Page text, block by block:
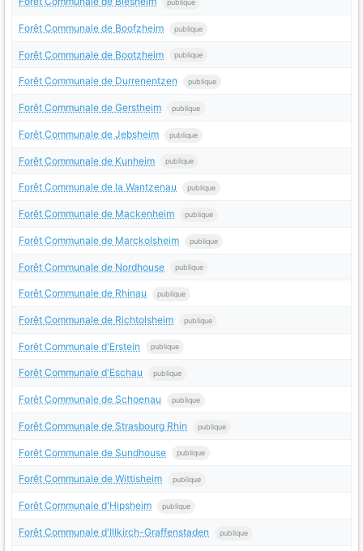
publique
Forêt Communale de Boofzheim publique
Forêt Communale de Bootzheim publique
Forêt Communale de Durrenentzen publique
Forêt Communale de Gerstheim publique
Forêt Communale de Jebsheim publique
Forêt Communale de Kunheim publique
Forêt Communale de la Wantzenau publique
Forêt Communale de Mackenheim publique
Forêt Communale de Marckolsheim publique
Forêt Communale de Nordhouse publique
Forêt Communale de Rhinau publique
Forêt Communale de Richtolsheim publique
Forêt Communale d'Erstein publique
Forêt Communale d'Eschau publique
Forêt Communale de Schoenau publique
Forêt Communale de Strasbourg Rhin publique
Forêt Communale de Sundhouse publique
Forêt Communale de Wittisheim publique
Forêt Communale d'Hipsheim publique
Forêt Communale d'Illkirch-Graffenstaden publique